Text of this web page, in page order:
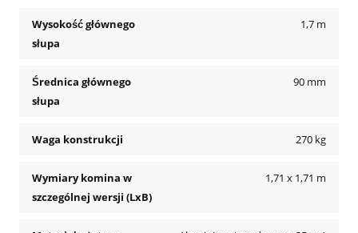
Wysokość głównego
słupa
1,7 m
Średnica głównego
słupa
90 mm
Waga konstrukcji 270 kg
Wymiary komina w
szczególnej wersji (LxB)
1,71 x 1,71 m